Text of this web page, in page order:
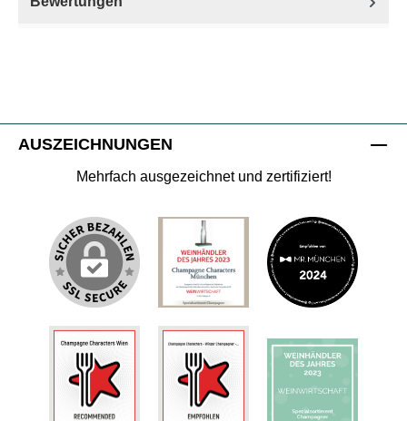
AUSZEICHNUNGEN
Mehrfach ausgezeichnet und zertifiziert!